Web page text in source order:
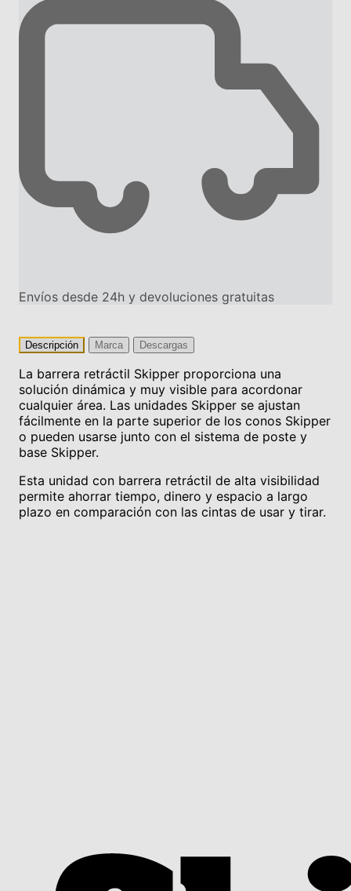
Envíos desde 24h y devoluciones gratuitas
Descripción Marca Descargas
La barrera retráctil Skipper proporciona una
solución dinámica y muy visible para acordonar
cualquier área. Las unidades Skipper se ajustan
fácilmente en la parte superior de los conos Skipper
o pueden usarse junto con el sistema de poste y
base Skipper.
Esta unidad con barrera retráctil de alta visibilidad
permite ahorrar tiempo, dinero y espacio a largo
plazo en comparación con las cintas de usar y tirar.